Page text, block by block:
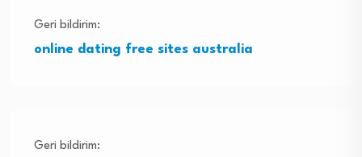
Geri bildirim:
online dating free sites australia
Geri bildirim: